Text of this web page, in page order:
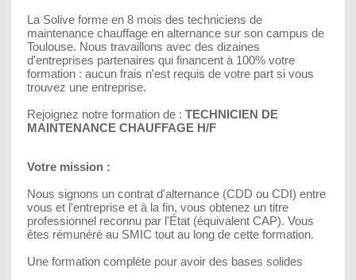
La Solive forme en 8 mois des techniciens de
maintenance chauffage en alternance sur son campus de
Toulouse. Nous travaillons avec des dizaines
d'entreprises partenaires qui financent à 100% votre
formation : aucun frais n'est requis de votre part si vous
trouvez une entreprise.
Rejoignez notre formation de : TECHNICIEN DE
MAINTENANCE CHAUFFAGE H/F
Votre mission :
Nous signons un contrat d'alternance (CDD ou CDI) entre
vous et l'entreprise et à la fin, vous obtenez un titre
professionnel reconnu par l'État (équivalent CAP). Vous
êtes rémunéré au SMIC tout au long de cette formation.
Une formation complète pour avoir des bases solides